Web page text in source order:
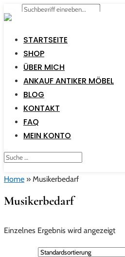
STARTSEITE
SHOP
ÜBER MICH
ANKAUF ANTIKER MÖBEL
BLOG
KONTAKT
FAQ
MEIN KONTO
Home » Musikerbedarf
Musikerbedarf
Einzelnes Ergebnis wird angezeigt